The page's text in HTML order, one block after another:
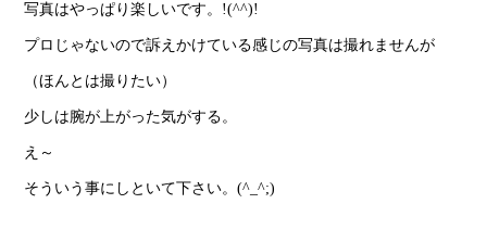
写真はやっぱり楽しいです。!(^^)!
プロじゃないので訴えかけている感じの写真は撮れませんが
（ほんとは撮りたい）
少しは腕が上がった気がする。
え～
そういう事にしといて下さい。(^_^;)